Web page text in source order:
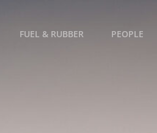
FUEL & RUBBER PEOPLE